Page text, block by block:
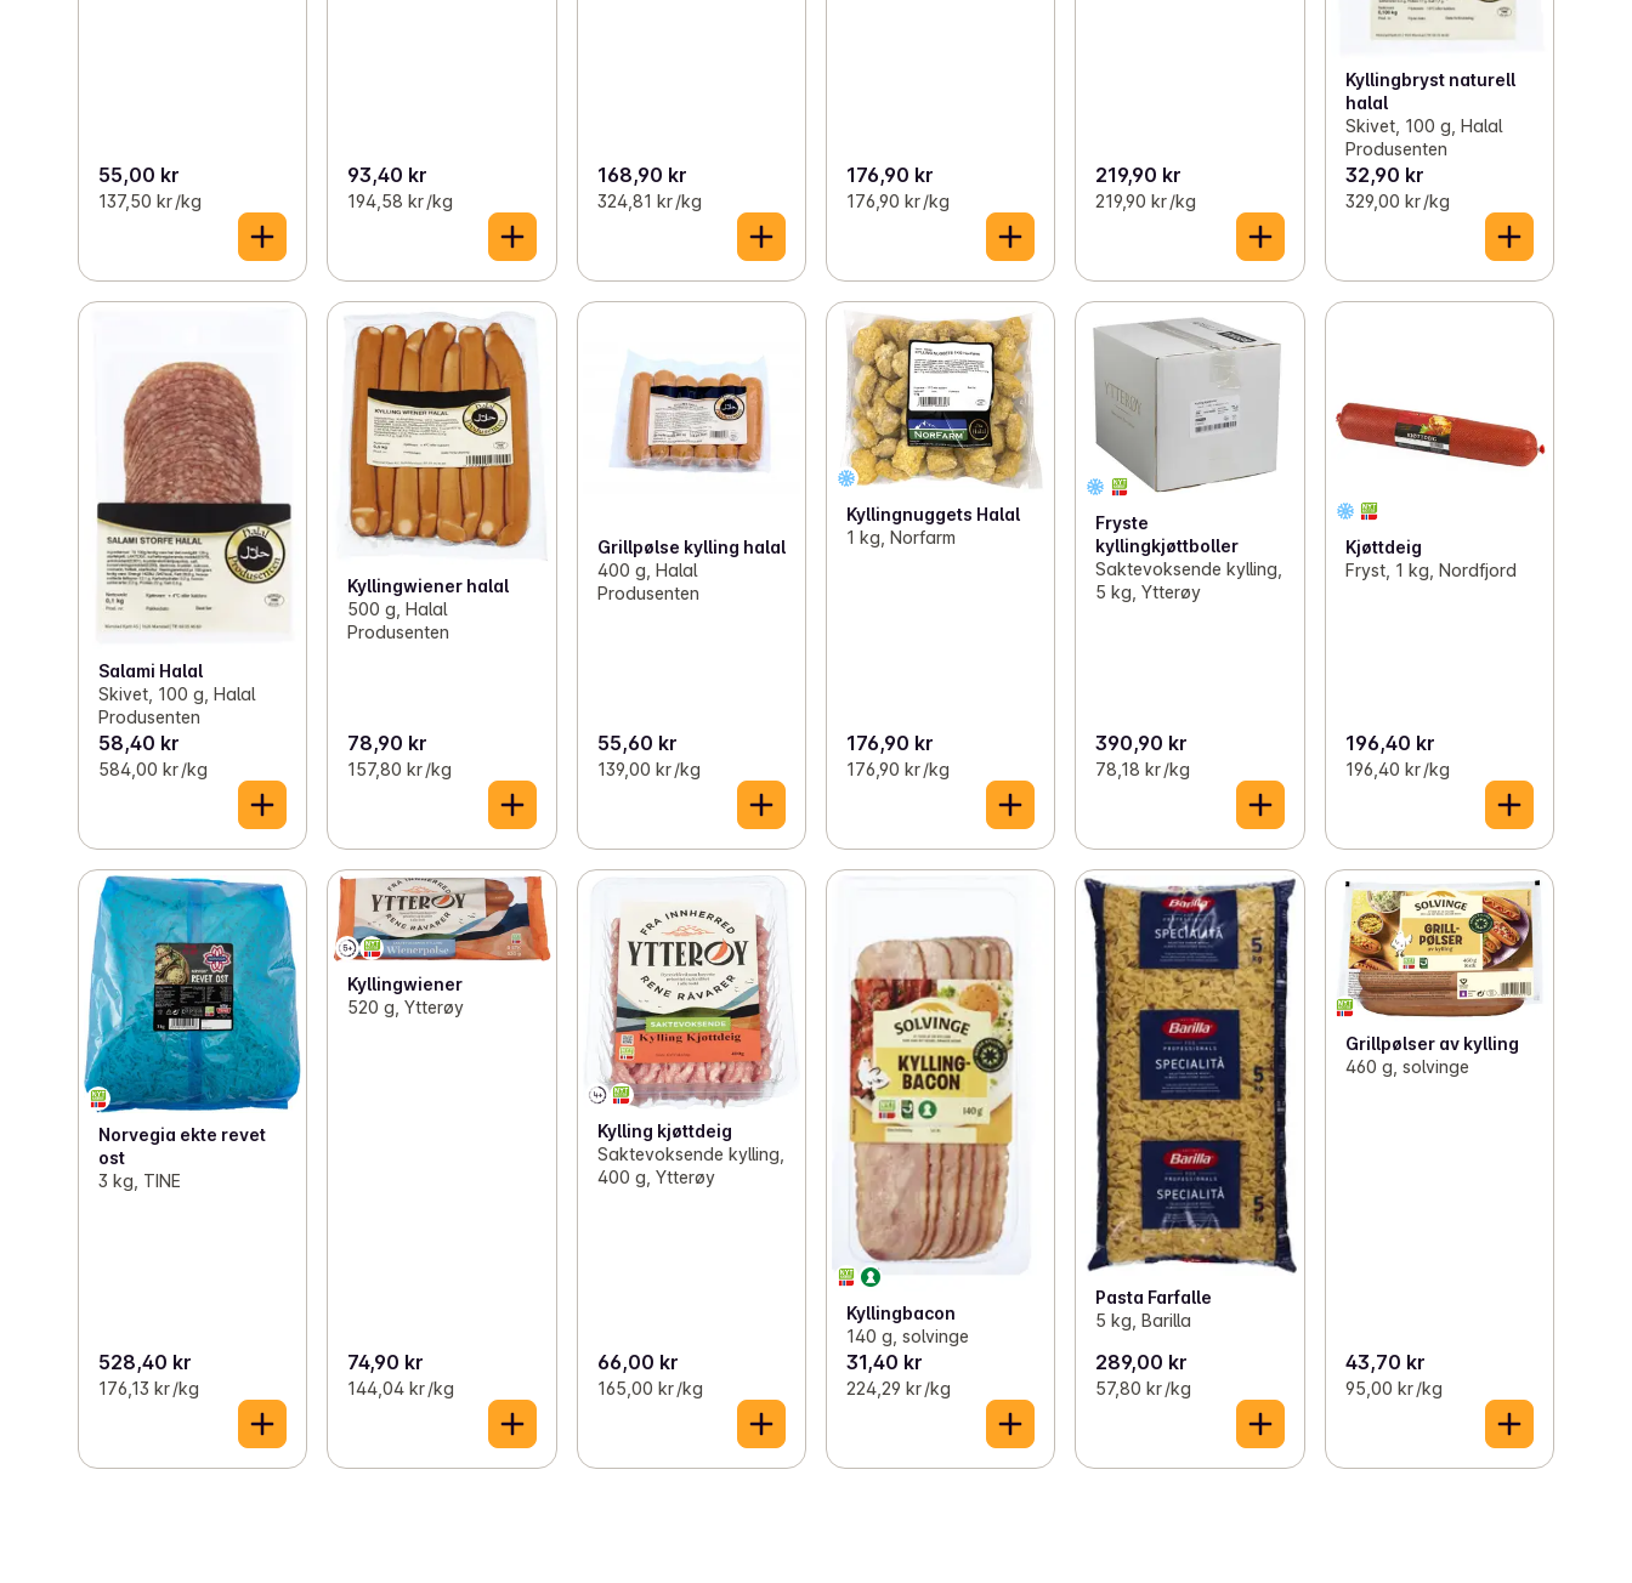
55,00 kr
137,50 kr /kg
93,40 kr
194,58 kr /kg
168,90 kr
324,81 kr /kg
176,90 kr
176,90 kr /kg
219,90 kr
219,90 kr /kg
Kyllingbryst naturell
halal
Skivet, 100 g, Halal
Produsenten
32,90 kr
329,00 kr /kg
Salami Halal
Skivet, 100 g, Halal
Produsenten
58,40 kr
584,00 kr /kg
Kyllingwiener halal
500 g, Halal
Produsenten
78,90 kr
157,80 kr /kg
Grillpølse kylling halal
400 g, Halal
Produsenten
55,60 kr
139,00 kr /kg
Kyllingnuggets Halal
1 kg, Norfarm
176,90 kr
176,90 kr /kg
Fryste
kyllingkjøttboller
Saktevoksende kylling,
5 kg, Ytterøy
390,90 kr
78,18 kr /kg
Kjøttdeig
Fryst, 1 kg, Nordfjord
196,40 kr
196,40 kr /kg
Norvegia ekte revet
ost
3 kg, TINE
528,40 kr
176,13 kr /kg
Kyllingwiener
520 g, Ytterøy
74,90 kr
144,04 kr /kg
Kylling kjøttdeig
Saktevoksende kylling,
400 g, Ytterøy
66,00 kr
165,00 kr /kg
Kyllingbacon
140 g, solvinge
31,40 kr
224,29 kr /kg
Pasta Farfalle
5 kg, Barilla
289,00 kr
57,80 kr /kg
Grillpølser av kylling
460 g, solvinge
43,70 kr
95,00 kr /kg